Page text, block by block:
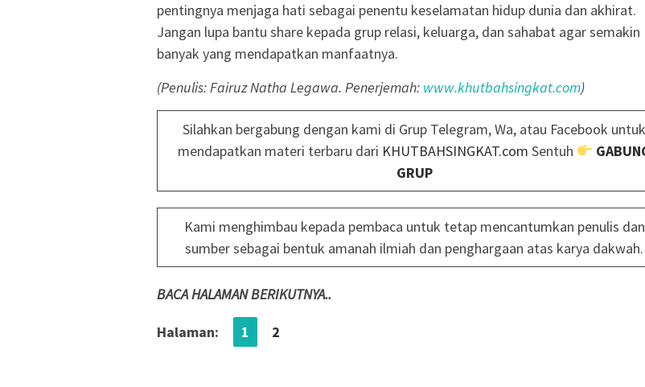
pentingnya menjaga hati sebagai penentu keselamatan hidup dunia dan akhirat.
Jangan lupa bantu share kepada grup relasi, keluarga, dan sahabat agar semakin
banyak yang mendapatkan manfaatnya.
(Penulis:Fairuz Natha Legawa. Penerjemah: www.khutbahsingkat.com)
Silahkan bergabung dengan kami di Grup Telegram, Wa, atau Facebook untuk
mendapatkan materi terbaru dari KHUTBAHSINGKAT.com Sentuh
GRUP
Kami menghimbau kepada pembaca untuk tetap mencantumkan penulis dan
sumber sebagai bentuk amanah ilmiah dan penghargaan atas karya dakwah.
BACA HALAMAN BERIKUTNYA..
Halaman: 1 2